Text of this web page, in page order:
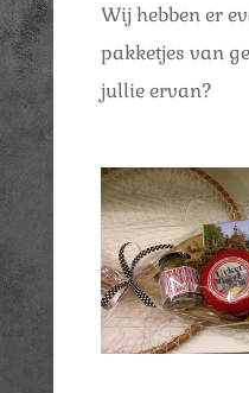
Wij hebben er
pakketjes van
jullie ervan?